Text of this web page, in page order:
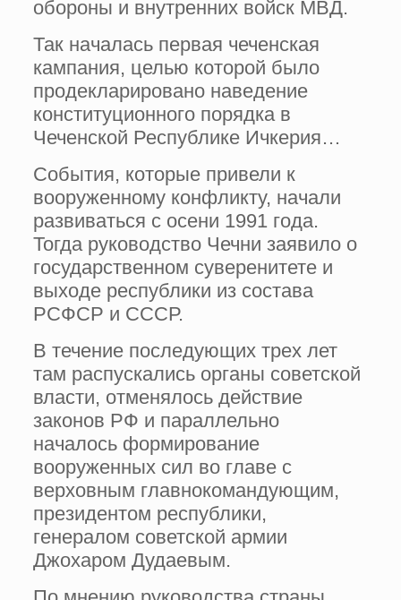
обороны и внутренних войск МВД.
Так началась первая чеченская
кампания, целью которой было
продекларировано наведение
конституционного порядка в
Чеченской Республике Ичкерия…
События, которые привели к
вооруженному конфликту, начали
развиваться с осени 1991 года.
Тогда руководство Чечни заявило о
государственном суверенитете и
выходе республики из состава
РСФСР и СССР.
В течение последующих трех лет
там распускались органы советской
власти, отменялось действие
законов РФ и параллельно
началось формирование
вооруженных сил во главе с
верховным главнокомандующим,
президентом республики,
генералом советской армии
Джохаром Дудаевым.